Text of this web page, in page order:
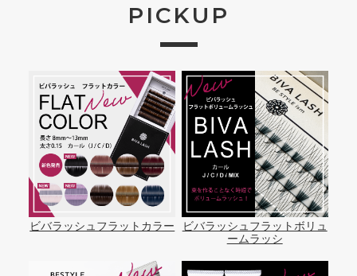
PICKUP
ビバラッシュフラットカラー
ビバラッシュフラットボリュ
ームラッシ